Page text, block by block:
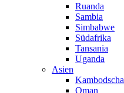
Ruanda
Sambia
Simbabwe
Südafrika
Tansania
Uganda
Asien
Kambodscha
Oman